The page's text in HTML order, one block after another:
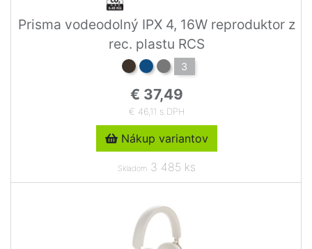
Prisma vodeodolný IPX 4, 16W reproduktor z
rec. plastu RCS
3
€ 37,49
€ 46,11 s DPH
Nákup variantov
Skladom3 485 ks